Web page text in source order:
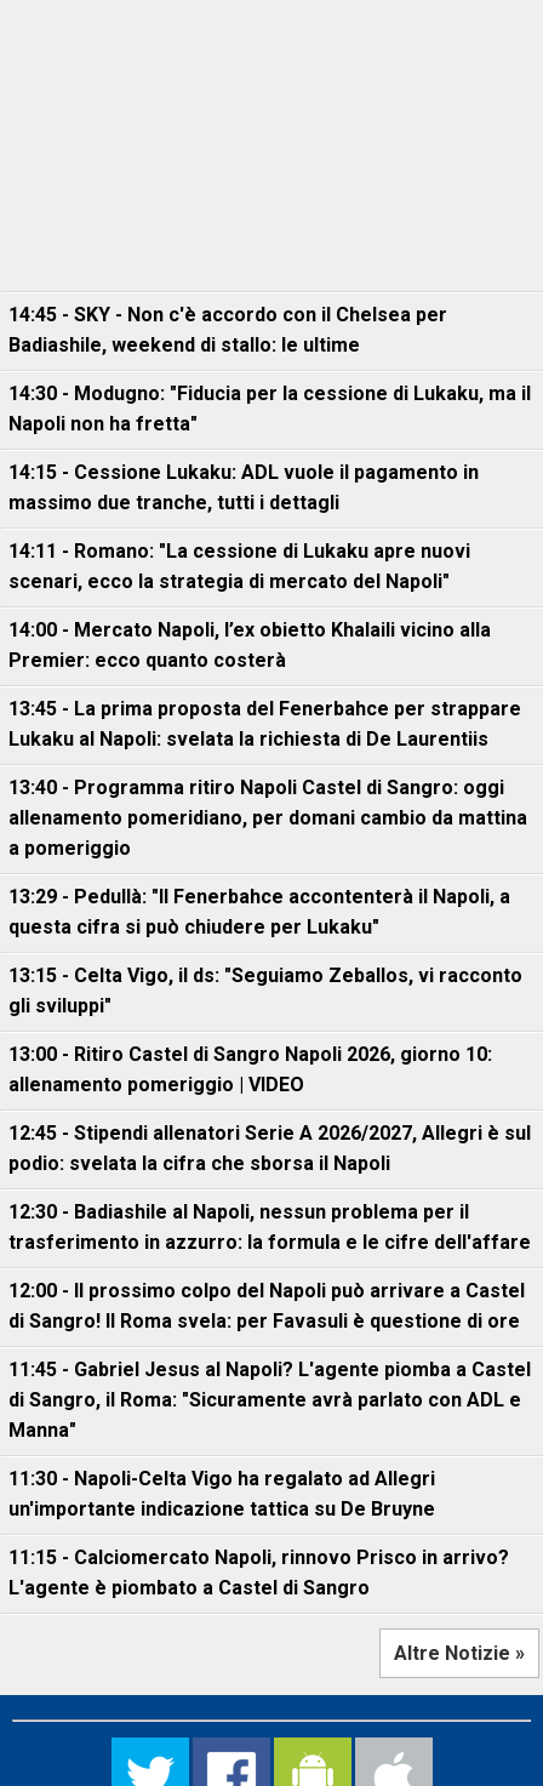
14:45 - SKY - Non c'è accordo con il Chelsea per
Badiashile, weekend di stallo: le ultime
14:30 - Modugno: "Fiducia per la cessione di Lukaku, ma il
Napoli non ha fretta"
14:15 - Cessione Lukaku: ADL vuole il pagamento in
massimo due tranche, tutti i dettagli
14:11 - Romano: "La cessione di Lukaku apre nuovi
scenari, ecco la strategia di mercato del Napoli"
14:00 - Mercato Napoli, l’ex obietto Khalaili vicino alla
Premier: ecco quanto costerà
13:45 - La prima proposta del Fenerbahce per strappare
Lukaku al Napoli: svelata la richiesta di De Laurentiis
13:40 - Programma ritiro Napoli Castel di Sangro: oggi
allenamento pomeridiano, per domani cambio da mattina
a pomeriggio
13:29 - Pedullà: "Il Fenerbahce accontenterà il Napoli, a
questa cifra si può chiudere per Lukaku"
13:15 - Celta Vigo, il ds: "Seguiamo Zeballos, vi racconto
gli sviluppi"
13:00 - Ritiro Castel di Sangro Napoli 2026, giorno 10:
allenamento pomeriggio | VIDEO
12:45 - Stipendi allenatori Serie A 2026/2027, Allegri è sul
podio: svelata la cifra che sborsa il Napoli
12:30 - Badiashile al Napoli, nessun problema per il
trasferimento in azzurro: la formula e le cifre dell'affare
12:00 - Il prossimo colpo del Napoli può arrivare a Castel
di Sangro! Il Roma svela: per Favasuli è questione di ore
11:45 - Gabriel Jesus al Napoli? L'agente piomba a Castel
di Sangro, il Roma: "Sicuramente avrà parlato con ADL e
Manna"
11:30 - Napoli-Celta Vigo ha regalato ad Allegri
un'importante indicazione tattica su De Bruyne
11:15 - Calciomercato Napoli, rinnovo Prisco in arrivo?
L'agente è piombato a Castel di Sangro
Altre Notizie »